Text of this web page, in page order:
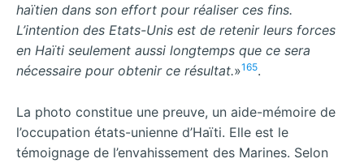
haïtien dans son effort pour réaliser ces fins.
L’intention des Etats-Unis est de retenir leurs forces
en Haïti seulement aussi longtemps que ce sera
nécessaire pour obtenir ce résultat.»165.
La photo constitue une preuve, un aide-mémoire de
l’occupation états-unienne d’Haïti. Elle est le
témoignage de l’envahissement des Marines. Selon